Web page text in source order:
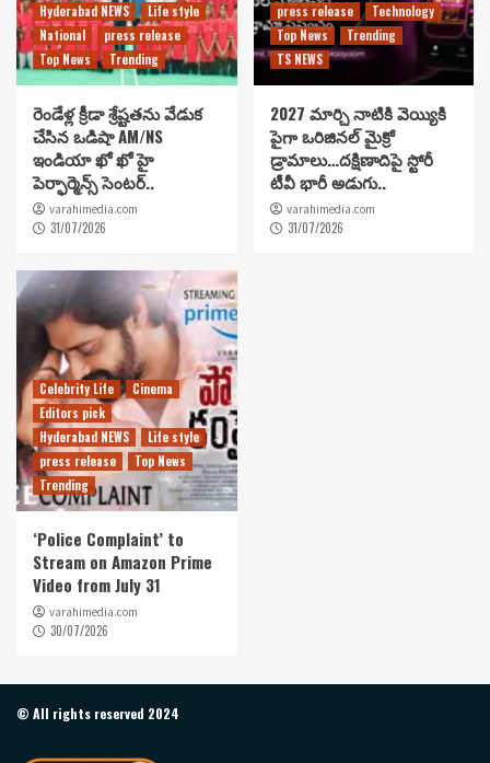
Hyderabad NEWS
Life style
National
press release
Top News
Trending
రెండేళ్ల క్రీడా శ్రేష్టతను వేడుక
చేసిన ఒడిషా AM/NS
ఇండియా ఖో ఖో హై
పెర్ఫార్మెన్స్ సెంటర్..
varahimedia.com
31/07/2026
press release
Technology
Top News
Trending
TS NEWS
2027 మార్చి నాటికి వెయ్యికి
పైగా ఒరిజినల్ మైక్రో
డ్రామాలు…దక్షిణాదిపై స్టోరీ
టీవీ భారీ అడుగు..
varahimedia.com
31/07/2026
Celebrity Life
Cinema
Editors pick
Hyderabad NEWS
Life style
press release
Top News
Trending
‘Police Complaint’ to
Stream on Amazon Prime
Video from July 31
varahimedia.com
30/07/2026
© All rights reserved 2024